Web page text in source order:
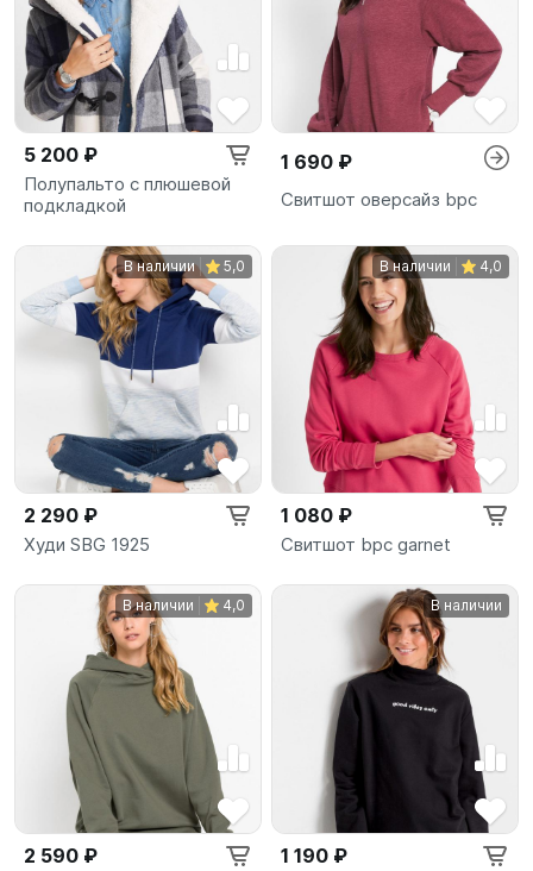
5 200 ₽
Полупальто с плюшевой
подкладкой
1 690 ₽
Свитшот оверсайз bpc
В наличии 5,0
2 290 ₽
Худи SBG 1925
В наличии 4,0
1 080 ₽
Свитшот bpc garnet
В наличии 4,0
2 590 ₽
В наличии
1 190 ₽